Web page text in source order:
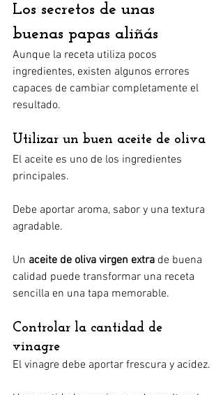
Los secretos de unas
buenas papas aliñás
Aunque la receta utiliza pocos
ingredientes, existen algunos errores
capaces de cambiar completamente el
resultado.
Utilizar un buen aceite de oliva
El aceite es uno de los ingredientes
principales.
Debe aportar aroma, sabor y una textura
agradable.
Un aceite de oliva virgen extra de buena
calidad puede transformar una receta
sencilla en una tapa memorable.
Controlar la cantidad de
vinagre
El vinagre debe aportar frescura y acidez.